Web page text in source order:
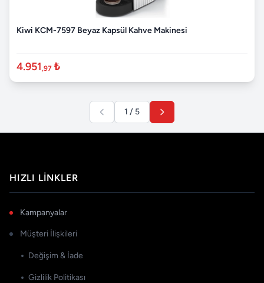
Kiwi KCM-7597 Beyaz Kapsül Kahve Makinesi
4.951 ,97 ₺
1 / 5
HIZLI LINKLER
Kampanyalar
Müşteri İlişkileri
Değişim & İade
Gizlilik Politikası